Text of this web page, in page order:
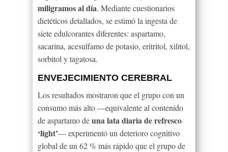
miligramos al día. Mediante cuestionarios
dietéticos detallados, se estimó la ingesta de
siete edulcorantes diferentes: aspartamo,
sacarina, acesulfamo de potasio, eritritol, xilitol,
sorbitol y tagatosa.
ENVEJECIMIENTO CEREBRAL
Los resultados mostraron que el grupo con un
consumo más alto —equivalente al contenido
de aspartamo deuna lata diaria de refresco
‘light’— experimentó un deterioro cognitivo
global de un 62 % más rápido que el grupo de